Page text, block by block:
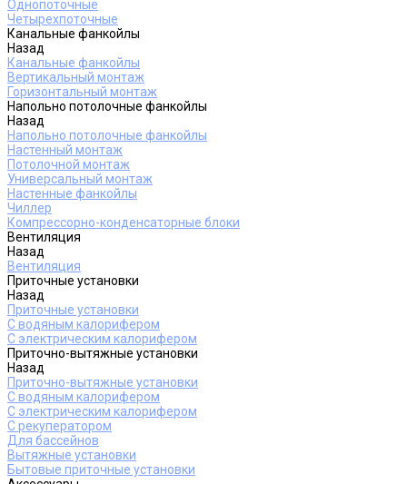
Однопоточные
Четырехпоточные
Канальные фанкойлы
Назад
Канальные фанкойлы
Вертикальный монтаж
Горизонтальный монтаж
Напольно потолочные фанкойлы
Назад
Напольно потолочные фанкойлы
Настенный монтаж
Потолочной монтаж
Универсальный монтаж
Настенные фанкойлы
Чиллер
Компрессорно-конденсаторные блоки
Вентиляция
Назад
Вентиляция
Приточные установки
Назад
Приточные установки
С водяным калорифером
С электрическим калорифером
Приточно-вытяжные установки
Назад
Приточно-вытяжные установки
С водяным калорифером
С электрическим калорифером
С рекуператором
Для бассейнов
Вытяжные установки
Бытовые приточные установки